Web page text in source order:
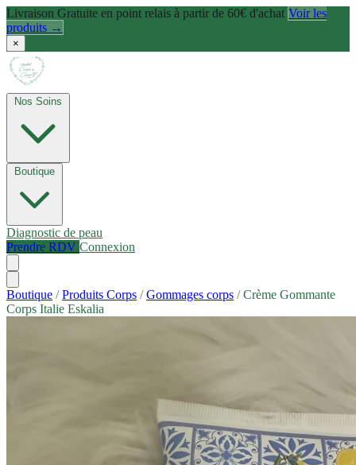
Livraison Gratuite en point relais à partir de 60€ d'achat Voir les
produits →
×
Nos Soins
Boutique
Diagnostic de peau
Prendre RDV Connexion
Boutique / Produits Corps / Gommages corps / Crème Gommante
Corps Italie Eskalia